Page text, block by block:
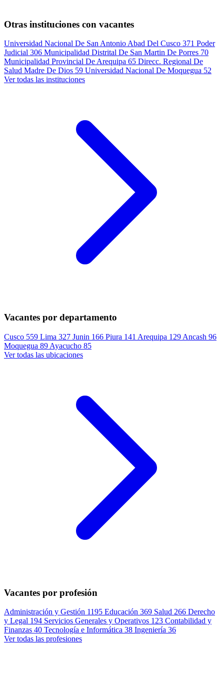
Otras instituciones con vacantes
Universidad Nacional De San Antonio Abad Del Cusco 371 Poder
Judicial 306 Municipalidad Distrital De San Martin De Porres 70
Municipalidad Provincial De Arequipa 65 Direcc. Regional De
Salud Madre De Dios 59 Universidad Nacional De Moquegua 52
Ver todas las instituciones
Vacantes por departamento
Cusco 559 Lima 327 Junin 166 Piura 141 Arequipa 129 Ancash 96
Moquegua 89 Ayacucho 85
Ver todas las ubicaciones
Vacantes por profesión
Administración y Gestión 1195 Educación 369 Salud 266 Derecho
y Legal 194 Servicios Generales y Operativos 123 Contabilidad y
Finanzas 40 Tecnología e Informática 38 Ingeniería 36
Ver todas las profesiones